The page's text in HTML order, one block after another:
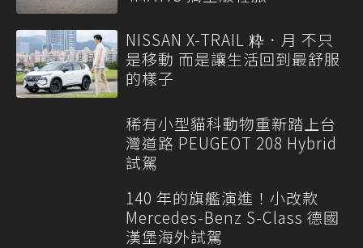
NISSAN X-TRAIL 粋．月 不只
是移動 而是讓生活回到最舒服
的樣子
稀有小型貓科動物重新踏上台
灣道路 PEUGEOT 208 Hybrid
試駕
140 年的旗艦演進！小改款
Mercedes-Benz S-Class 德國
漢堡海外試駕